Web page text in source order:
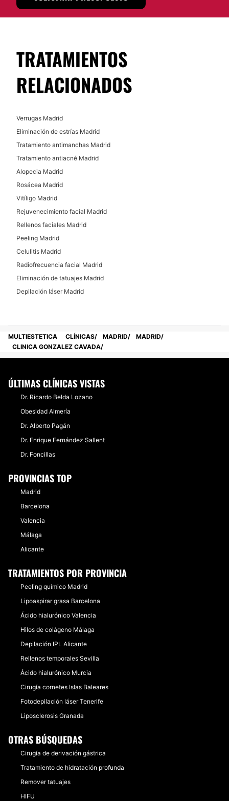
TRATAMIENTOS
RELACIONADOS
Verrugas Madrid
Eliminación de estrías Madrid
Tratamiento antimanchas Madrid
Tratamiento antiacné Madrid
Alopecia Madrid
Rosácea Madrid
Vitíligo Madrid
Rejuvenecimiento facial Madrid
Rellenos faciales Madrid
Peeling Madrid
Celulitis Madrid
Radiofrecuencia facial Madrid
Eliminación de tatuajes Madrid
Depilación láser Madrid
MULTIESTETICA CLÍNICAS MADRID
MADRID
CLINICA GONZALEZ CAVADA
ÚLTIMAS CLÍNICAS VISTAS
Dr. Ricardo Belda Lozano
Obesidad Almería
Dr. Alberto Pagán
Dr. Enrique Fernández Sallent
Dr. Foncillas
PROVINCIAS TOP
Madrid
Barcelona
Valencia
Málaga
Alicante
TRATAMIENTOS POR PROVINCIA
Peeling químico Madrid
Lipoaspirar grasa Barcelona
Ácido hialurónico Valencia
Hilos de colágeno Málaga
Depilación IPL Alicante
Rellenos temporales Sevilla
Ácido hialurónico Murcia
Cirugía cornetes Islas Baleares
Fotodepilación láser Tenerife
Liposclerosis Granada
OTRAS BÚSQUEDAS
Cirugía de derivación gástrica
Tratamiento de hidratación profunda
Remover tatuajes
HIFU